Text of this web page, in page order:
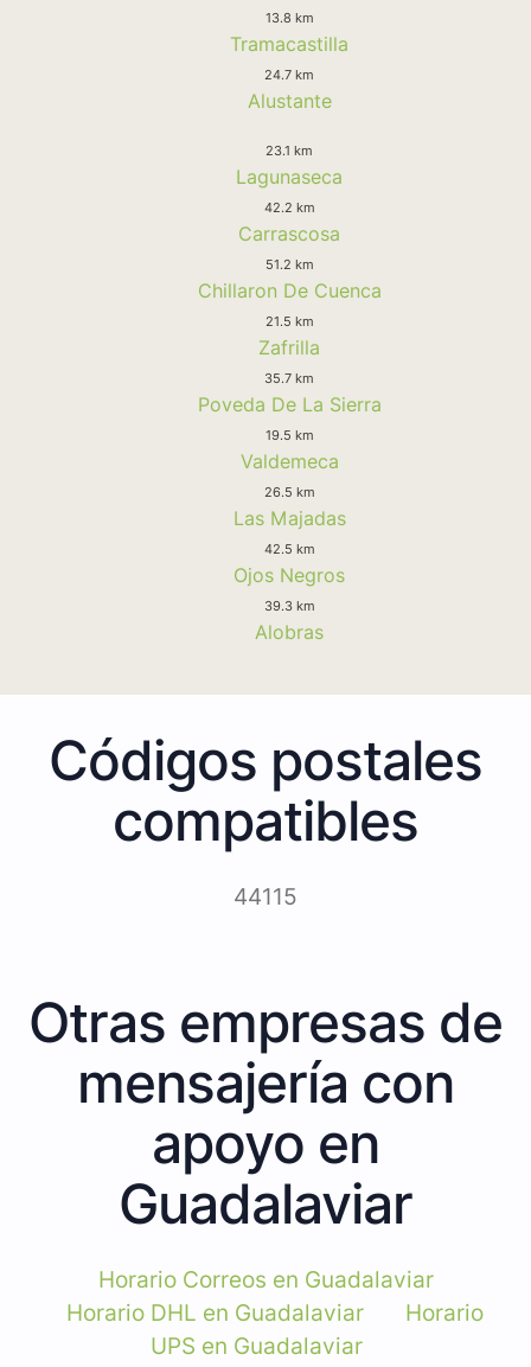
13.8 km
Tramacastilla
24.7 km
Alustante
23.1 km
Lagunaseca
42.2 km
Carrascosa
51.2 km
Chillaron De Cuenca
21.5 km
Zafrilla
35.7 km
Poveda De La Sierra
19.5 km
Valdemeca
26.5 km
Las Majadas
42.5 km
Ojos Negros
39.3 km
Alobras
Códigos postales
compatibles
44115
Otras empresas de
mensajería con
apoyo en
Guadalaviar
Horario Correos en Guadalaviar
Horario DHL en Guadalaviar
Horario
UPS en Guadalaviar